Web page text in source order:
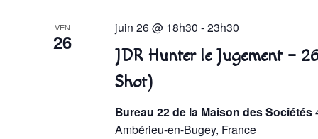
VEN
26
JDR Hunter le Jugement –
Shot)
juin 26 @ 18h30 -23h30
Bureau 22 de la Maison des Sociétés
Ambérieu-en-Bugey, France